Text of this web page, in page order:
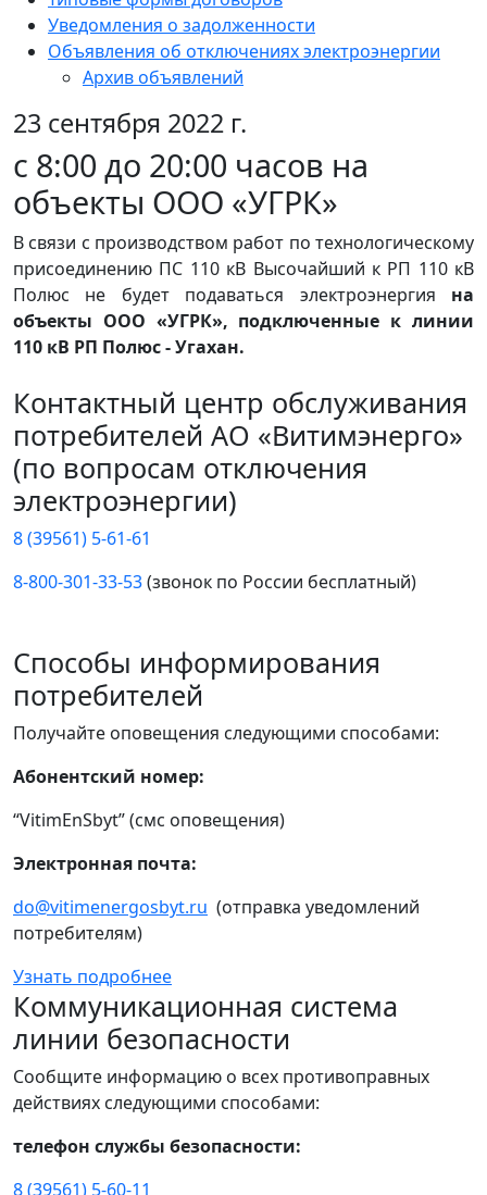
Уведомления о задолженности
Объявления об отключениях электроэнергии
Архив объявлений
23 сентября 2022 г.
с 8:00 до 20:00 часов на
объекты ООО «УГРК»
В связи с производством работ по технологическому
присоединению ПС 110 кВ Высочайший к РП 110 кВ
Полюс не будет подаваться электроэнергия на
объекты ООО «УГРК», подключенные к линии
110 кВ РП Полюс - Угахан.
Контактный центр обслуживания
потребителей АО «Витимэнерго»
(по вопросам отключения
электроэнергии)
8 (39561) 5-61-61
8-800-301-33-53(звонок по России бесплатный)
Способы информирования
потребителей
Получайте оповещения следующими способами:
Абонентский номер:
“VitimEnSbyt” (смс оповещения)
Электронная почта:
do@vitimenergosbyt.ru (отправка уведомлений
потребителям)
Узнать подробнее
Коммуникационная система
линии безопасности
Сообщите информацию о всех противоправных
действиях следующими способами:
телефон службы безопасности:
8 (39561) 5-60-11